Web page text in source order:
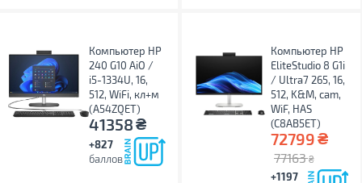
Компьютер HP
240 G10 AiO /
i5-1334U, 16,
512, WiFi, кл+м
(A54ZQET)
41358₴
+827
баллов
Компьютер HP
EliteStudio 8 G1i
/ Ultra7 265, 16,
512, K&M, cam,
WiF, HAS
(C8AB5ET)
72799₴
77163 ₴
+1197